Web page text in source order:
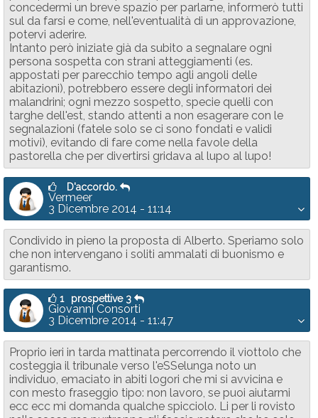
concedermi un breve spazio per parlarne, informerò tutti
sul da farsi e come, nell'eventualità di un approvazione,
potervi aderire.
Intanto però iniziate già da subito a segnalare ogni
persona sospetta con strani atteggiamenti (es.
appostati per parecchio tempo agli angoli delle
abitazioni), potrebbero essere degli informatori dei
malandrini; ogni mezzo sospetto, specie quelli con
targhe dell'est, stando attenti a non esagerare con le
segnalazioni (fatele solo se ci sono fondati e validi
motivi), evitando di fare come nella favole della
pastorella che per divertirsi gridava al lupo al lupo!
D'accordo.
Vermeer
3 Dicembre 2014 - 11:14
Condivido in pieno la proposta di Alberto. Speriamo solo
che non intervengano i soliti ammalati di buonismo e
garantismo.
1 prospettive 3
Giovanni Consorti
3 Dicembre 2014 - 11:47
Proprio ieri in tarda mattinata percorrendo il viottolo che
costeggia il tribunale verso l'eSSelunga noto un
individuo, emaciato in abiti logori che mi si avvicina e
con mesto fraseggio tipo: non lavoro, se puoi aiutarmi
ecc ecc mi domanda qualche spicciolo. Li per li rovisto